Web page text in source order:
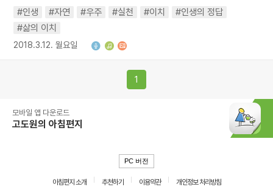
#인생 #자연 #우주 #실천 #이치
#인생의 정답
#삶의 이치
2018.3.12. 월요일
1
모바일 앱 다운로드
고도원의 아침편지
PC 버전
아침편지 소개 추천하기 이용약관
개인정보 처리방침